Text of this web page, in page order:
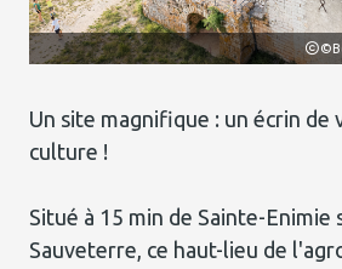
Un site magnifique : un écrin de
culture !
Situé à 15 min de Sainte-Enimie
Sauveterre, ce haut-lieu de